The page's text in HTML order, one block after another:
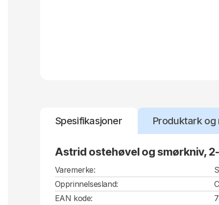
Spesifikasjoner Produktark og
Astrid ostehøvel og smørkniv,
Varemerke:
Opprinnelsesland:
EAN kode: